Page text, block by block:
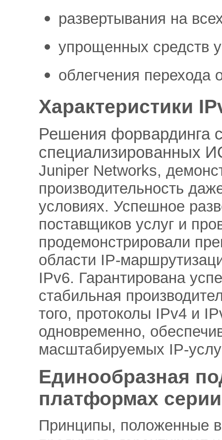
развертывания на
упрощенных средств
облегчения перехода
Характеристики
Решения форвардинга
специализированных
Juniper Networks,
производительность
условиях. Успешное
поставщиков услуг и
продемонстрировали
области IP-
IPv6. Гарантирована
стабильная
того, протоколы IPv4 и
одновременно,
масштабируемых IP-
Единообразная
платформах
Принципы, положенные